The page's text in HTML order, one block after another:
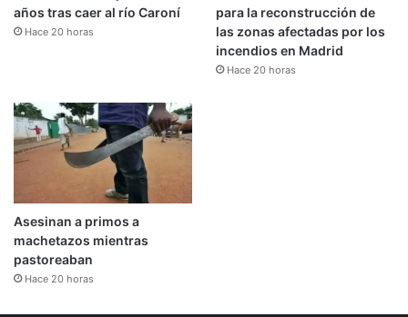
años tras caer al río Caroní
Hace 20 horas
para la reconstrucción de
las zonas afectadas por los
incendios en Madrid
Hace 20 horas
Asesinan a primos a
machetazos mientras
pastoreaban
Hace 20 horas